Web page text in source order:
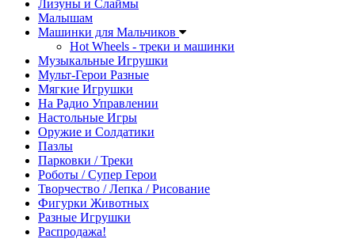
Лизуны и Слаймы
Малышам
Машинки для Мальчиков
Hot Wheels - треки и машинки
Музыкальные Игрушки
Мульт-Герои Разные
Мягкие Игрушки
На Радио Управлении
Настольные Игры
Оружие и Солдатики
Пазлы
Парковки / Треки
Роботы / Супер Герои
Творчество / Лепка / Рисование
Фигурки Животных
Разные Игрушки
Распродажа!